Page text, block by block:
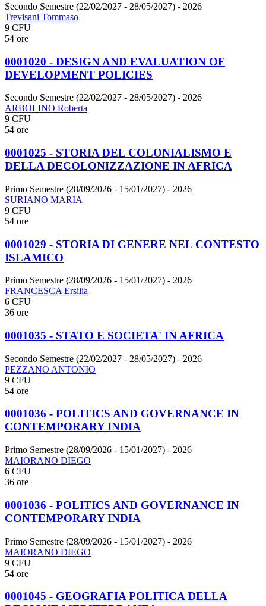
Secondo Semestre (22/02/2027 - 28/05/2027) - 2026
Trevisani Tommaso
9 CFU
54 ore
0001020 - DESIGN AND EVALUATION OF
DEVELOPMENT POLICIES
Secondo Semestre (22/02/2027 - 28/05/2027) - 2026
ARBOLINO Roberta
9 CFU
54 ore
0001025 - STORIA DEL COLONIALISMO E
DELLA DECOLONIZZAZIONE IN AFRICA
Primo Semestre (28/09/2026 - 15/01/2027) - 2026
SURIANO MARIA
9 CFU
54 ore
0001029 - STORIA DI GENERE NEL CONTESTO
ISLAMICO
Primo Semestre (28/09/2026 - 15/01/2027) - 2026
FRANCESCA Ersilia
6 CFU
36 ore
0001035 - STATO E SOCIETA' IN AFRICA
Secondo Semestre (22/02/2027 - 28/05/2027) - 2026
PEZZANO ANTONIO
9 CFU
54 ore
0001036 - POLITICS AND GOVERNANCE IN
CONTEMPORARY INDIA
Primo Semestre (28/09/2026 - 15/01/2027) - 2026
MAIORANO DIEGO
6 CFU
36 ore
0001036 - POLITICS AND GOVERNANCE IN
CONTEMPORARY INDIA
Primo Semestre (28/09/2026 - 15/01/2027) - 2026
MAIORANO DIEGO
9 CFU
54 ore
0001045 - GEOGRAFIA POLITICA DELLA